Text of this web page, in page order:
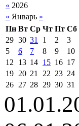
« 2026
« Январь »
Пн Вт Ср Чт Пт Сб
29 30 31 1 2 3
5
6 7 8 9 10
12
13 14 15 16 17
19 20 21 22 23 24
26 27 28 29 30 31